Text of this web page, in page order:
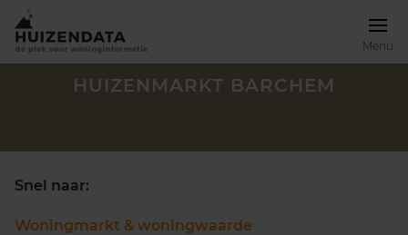
Menu
HUIZENMARKT BARCHEM
Snel naar:
Woningmarkt & woningwaarde